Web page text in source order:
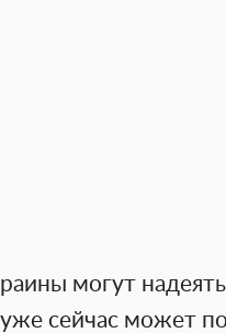
могут
сейчас может